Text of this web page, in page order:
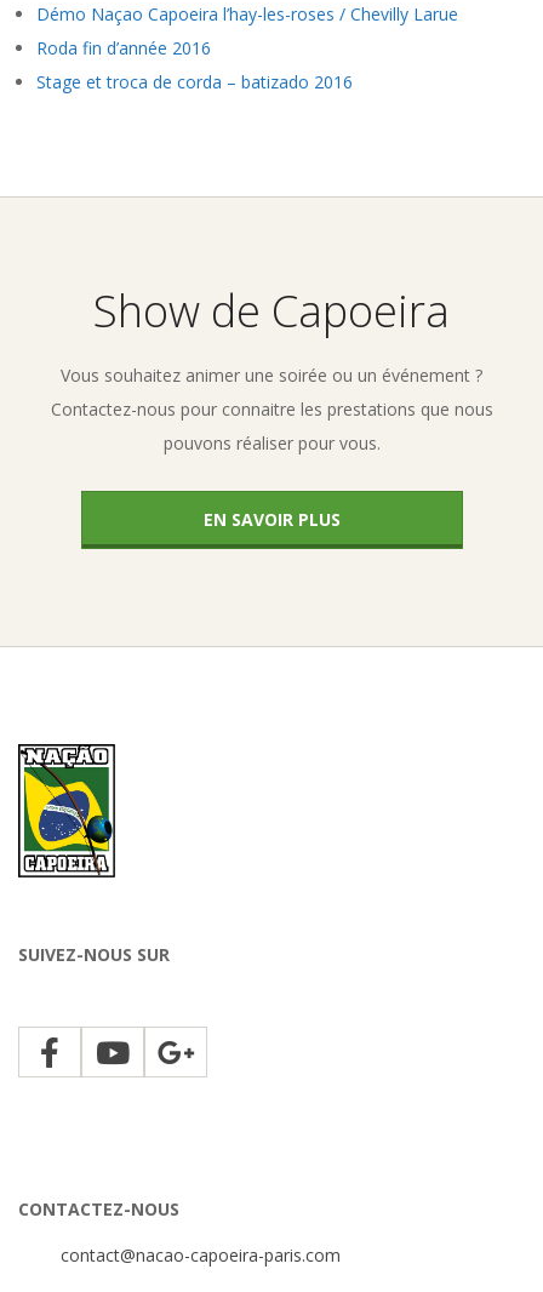
Démo Naçao Capoeira l’hay-les-roses / Chevilly Larue
Roda fin d’année 2016
Stage et troca de corda – batizado 2016
Show de Capoeira
Vous souhaitez animer une soirée ou un événement ?
Contactez-nous pour connaitre les prestations que nous
pouvons réaliser pour vous.
EN SAVOIR PLUS
SUIVEZ-NOUS SUR
CONTACTEZ-NOUS
contact@nacao-capoeira-paris.com